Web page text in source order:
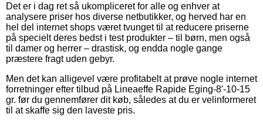
Det er i dag ret så ukompliceret for alle og enhver at
analysere priser hos diverse netbutikker, og herved har en
hel del internet shops været tvunget til at reducere priserne
på specielt deres bedst i test produkter – til børn, men også
til damer og herrer – drastisk, og endda nogle gange
præstere fragt uden gebyr.
Men det kan alligevel være profitabelt at prøve nogle internet
forretninger efter tilbud på Lineaeffe Rapide Eging-8′-10-15
gr. før du gennemfører dit køb, således at du er velinformeret
til at skaffe sig den laveste pris.